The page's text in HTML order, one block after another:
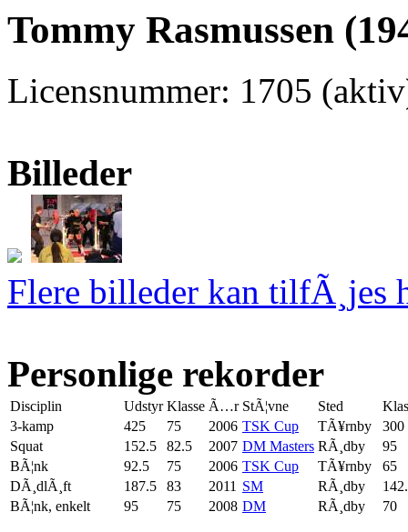
Tommy Rasmussen
Licensnummer: 1705
Billeder
Flere billeder kan tilfÃ¸jes
Personlige rekorder
Disciplin Udstyr Klasse Ã…r StÃ¦vne Sted
3-kamp
425 75 2006 TSK Cup TÃ¥rnby
300
Squat
152.5 82.5 2007 DM Masters RÃ¸dby
95
BÃ¦nk
92.5 75 2006 TSK Cup TÃ¥rnby
65
DÃ¸dlÃ¸ft
187.5 83 2011 SM RÃ¸dby
BÃ¦nk, enkelt
95 75 2008 DM RÃ¸dby 70